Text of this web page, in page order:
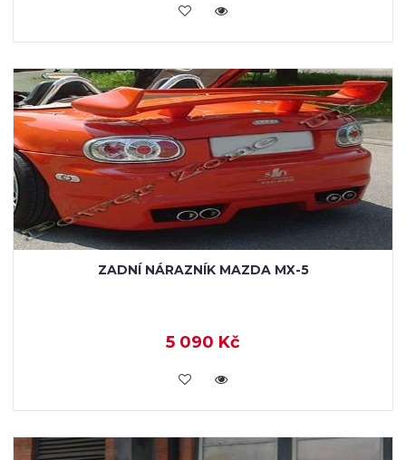
KOUPIT
ZADNÍ NÁRAZNÍK MAZDA MX-5
5 090 Kč
KOUPIT